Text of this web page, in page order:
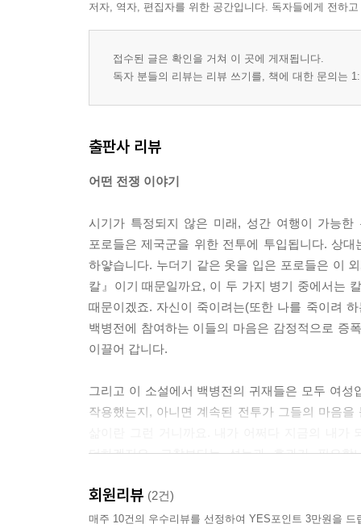
저자, 역자, 편집자를 위한 공간입니다. 독자들에게 전하
접수된 글은 확인을 거쳐 이 곳에 게재됩니다.
독자 분들의 리뷰는 리뷰 쓰기를, 책에 대한 문의는
출판사 리뷰
어떤 전쟁 이야기
시기가 특정되지 않은 미래, 성간 여행이 가능
포로들은 제국군을 위한 전투에 투입됩니다. 상
하얗습니다. 누더기 같은 옷을 입은 포로들은 이
칼』이기 때문일까요, 이 두 가지 병기 중에서는
때문이겠죠. 자신이 죽이려는(또한 나를 죽이려
백병전에 참여하는 이들의 마음은 감정적으로 증
이끌어 갑니다.
그리고 이 소설에서 백병전의 귀재들은 모두 여
작용했는지, 아니면 계속된 전투가 그들의 마음
더하겠지요. 고찰보다는 성능과 효과가 필요
이 결정적인 순간 외에도 『붉은 칼』은 전투로
회원리뷰 (2건)
매주 10건의 우수리뷰를 선정하여 YES포인트 3만원을 드